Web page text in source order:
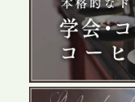
2026.5.29
プレスリリース
テーブル、群馬
展開が進む前橋
なサービスで各